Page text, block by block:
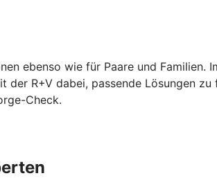
ebenso wie für Paare und Familien.
R+V dabei, passende Lösungen
Check.